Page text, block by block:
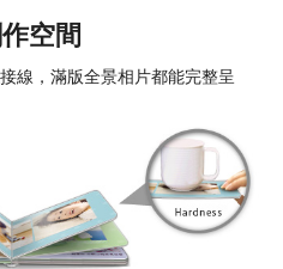
空間
線，滿版全景相片都能完整呈